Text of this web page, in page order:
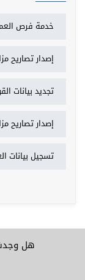
خدمة فرص
إصدار تصاريح
تجديد بيانات
إصدار تصاريح
تسجيل بيانات
هل